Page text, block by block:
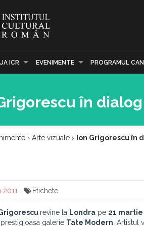
ICR EVENIMENTE PROGRAMUL
în
› Arte vizuale › Ion Grigorescu în
2011 Etichete
revine la Londra pe 21
galerie Tate Modern .